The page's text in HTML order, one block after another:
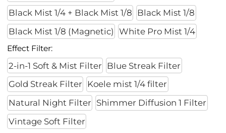
Black Mist 1/4 + Black Mist 1/8
Black Mist 1/8
Black Mist 1/8 (Magnetic)
White Pro Mist 1/4
Effect Filter:
2-in-1 Soft & Mist Filter
Blue Streak Filter
Gold Streak Filter
Koele mist 1/4 filter
Natural Night Filter Shimmer Diffusion 1 Filter
Vintage Soft Filter